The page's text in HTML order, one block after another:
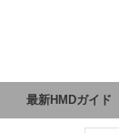
最新HMDガイド